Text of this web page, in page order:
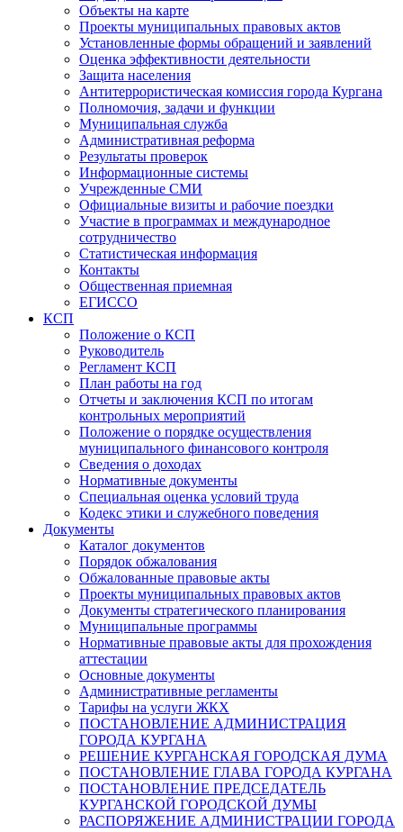
Объекты на карте
Проекты муниципальных правовых актов
Установленные формы обращений и заявлений
Оценка эффективности деятельности
Защита населения
Антитеррористическая комиссия города Кургана
Полномочия, задачи и функции
Муниципальная служба
Административная реформа
Результаты проверок
Информационные системы
Учрежденные СМИ
Официальные визиты и рабочие поездки
Участие в программах и международное
сотрудничество
Статистическая информация
Контакты
Общественная приемная
ЕГИССО
КСП
Положение о КСП
Руководитель
Регламент КСП
План работы на год
Отчеты и заключения КСП по итогам
контрольных мероприятий
Положение о порядке осуществления
муниципального финансового контроля
Сведения о доходах
Нормативные документы
Специальная оценка условий труда
Кодекс этики и служебного поведения
Документы
Каталог документов
Порядок обжалования
Обжалованные правовые акты
Проекты муниципальных правовых актов
Документы стратегического планирования
Муниципальные программы
Нормативные правовые акты для прохождения
аттестации
Основные документы
Административные регламенты
Тарифы на услуги ЖКХ
ПОСТАНОВЛЕНИЕ АДМИНИСТРАЦИЯ
ГОРОДА КУРГАНА
РЕШЕНИЕ КУРГАНСКАЯ ГОРОДСКАЯ ДУМА
ПОСТАНОВЛЕНИЕ ГЛАВА ГОРОДА КУРГАНА
ПОСТАНОВЛЕНИЕ ПРЕДСЕДАТЕЛЬ
КУРГАНСКОЙ ГОРОДСКОЙ ДУМЫ
РАСПОРЯЖЕНИЕ АДМИНИСТРАЦИИ ГОРОДА